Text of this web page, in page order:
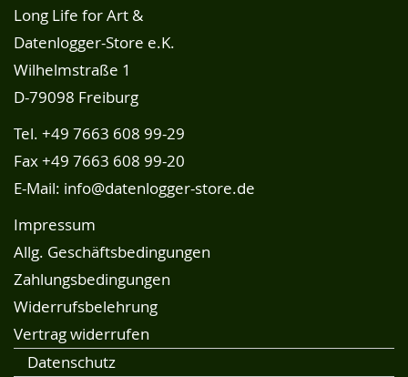
Long Life for Art &
Datenlogger-Store e.K.
Wilhelmstraße 1
D-79098 Freiburg
Tel. +49 7663 608 99-29
Fax +49 7663 608 99-20
E-Mail: info@datenlogger-store.de
Impressum
Allg. Geschäftsbedingungen
Zahlungsbedingungen
Widerrufsbelehrung
Vertrag widerrufen
Datenschutz